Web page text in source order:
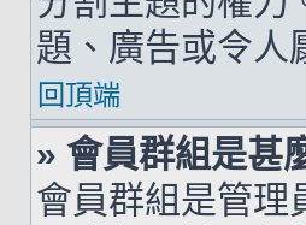
題、廣告或令人
回頂端
» 會員群組是甚
會員群組是管理